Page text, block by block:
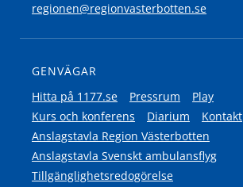
regionen@regionvasterbotten.se
GENVÄGAR
Hitta på 1177.se
Pressrum
Play
Kurs och konferens
Diarium
Kontakt
Anslagstavla Region Västerbotten
Anslagstavla Svenskt ambulansflyg
Tillgänglighetsredogörelse